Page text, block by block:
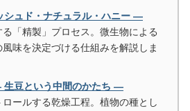
ュド・ナチュラル・ハニー ―
「精製」プロセス。微生物による
味を決定づける仕組みを解説しま
豆という中間のかたち ―
ールする乾燥工程。植物の種とし